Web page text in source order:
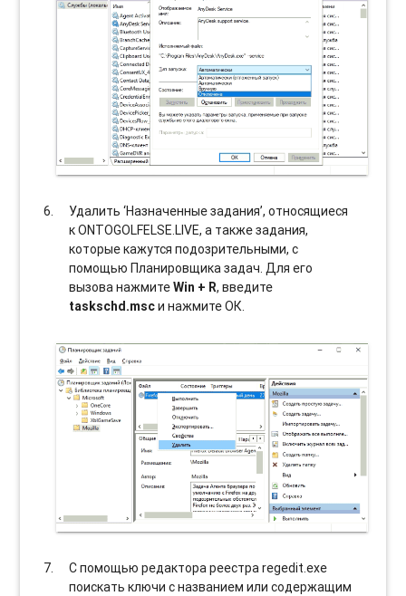
Удалить ‘Назначенные задания’, относящиеся
к ONTOGOLFELSE.LIVE, а также задания,
которые кажутся подозрительными, с
помощью Планировщика задач. Для его
вызова нажмитеWin + R, введите
taskschd.mscи нажмите ОК.
С помощью редактора реестра regedit.exe
поискать ключи с названием или содержащим